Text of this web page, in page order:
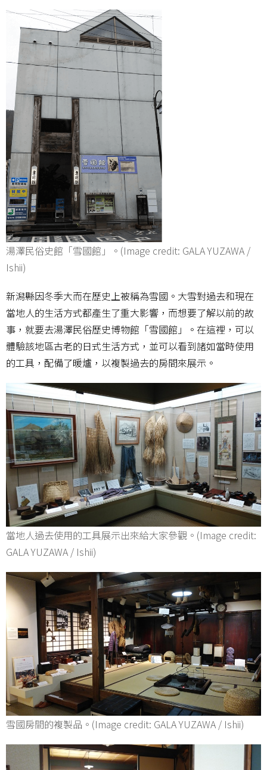
湯澤民俗史館「雪國館」。(Image credit: GALA YUZAWA /
Ishii)
新潟縣因冬季大而在歷史上被稱為雪國。大雪對過去和現在
當地人的生活方式都產生了重大影響，而想要了解以前的故
事，就要去湯澤民俗歷史博物館「雪國館」。在這裡，可以
體驗該地區古老的日式生活方式，並可以看到諸如當時使用
的工具，配備了暖爐，以複製過去的房間來展示。
當地人過去使用的工具展示出來給大家參觀。(Image credit:
GALA YUZAWA / Ishii)
雪國房間的複製品。(Image credit: GALA YUZAWA / Ishii)